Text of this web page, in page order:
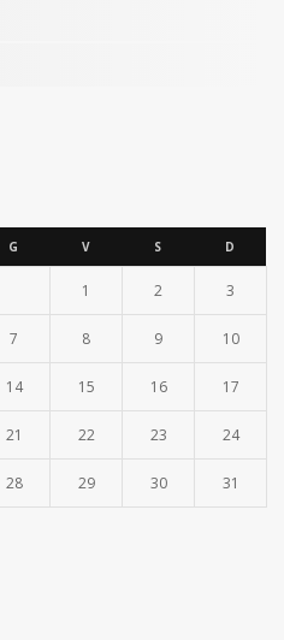
G V S D
1 2 3
7 8 9 10
14 15 16 17
21 22 23 24
28 29 30 31